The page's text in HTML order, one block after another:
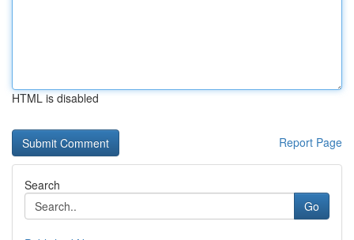
HTML is disabled
Report Page
Search
Go